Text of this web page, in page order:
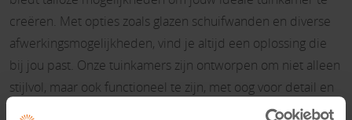
creëren. Met opties zoals glazen schuifwanden en diverse
afwerkingsmogelijkheden, vind je altijd een oplossing die
bij jou past. Onze tuinkamers zijn ontworpen om niet alleen
stijlvol, maar ook functioneel te zijn, met oog voor detail en